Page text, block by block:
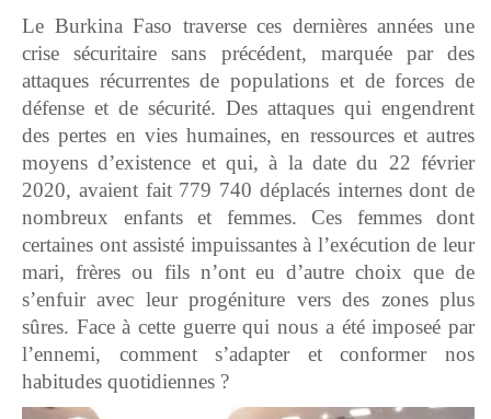
Le Burkina Faso traverse ces dernières années une
crise sécuritaire sans précédent, marquée par des
attaques récurrentes de populations et de forces de
défense et de sécurité. Des attaques qui engendrent
des pertes en vies humaines, en ressources et autres
moyens d’existence et qui, à la date du 22 février
2020, avaient fait 779 740 déplacés internes dont de
nombreux enfants et femmes. Ces femmes dont
certaines ont assisté impuissantes à l’exécution de leur
mari, frères ou fils n’ont eu d’autre choix que de
s’enfuir avec leur progéniture vers des zones plus
sûres. Face à cette guerre qui nous a été imposeé par
l’ennemi, comment s’adapter et conformer nos
habitudes quotidiennes ?